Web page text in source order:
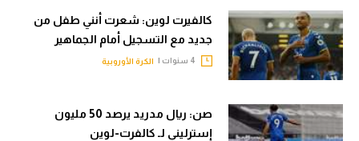
حكايات في الجول
كويز في الجول
فيديو في الجول
كالفيرت لوين: شعرت أنني طفل من
جديد مع التسجيل أمام الجماهير
الكرة الأوروبية
صن: ريال مدريد يرصد 50 مليون
إسترليني لـ كالفرت-لوين